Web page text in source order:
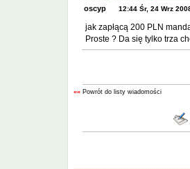
oscyp
12:44 Śr, 24 Wrz
jak zapłącą 200 PLN
Proste ? Da się tylko trza
«« Powrót do listy wiadomości